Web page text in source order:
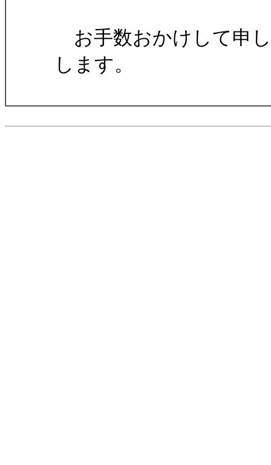
お手数おかけして申
します。